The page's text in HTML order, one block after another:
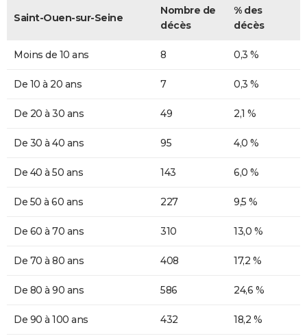
Saint-Ouen-sur-Seine
Nombre de
décès
% des
décès
Moins de 10 ans 8 0,3 %
De 10 à 20 ans 7 0,3 %
De 20 à 30 ans 49 2,1 %
De 30 à 40 ans 95 4,0 %
De 40 à 50 ans 143 6,0 %
De 50 à 60 ans 227 9,5 %
De 60 à 70 ans 310 13,0 %
De 70 à 80 ans 408 17,2 %
De 80 à 90 ans 586 24,6 %
De 90 à 100 ans 432 18,2 %